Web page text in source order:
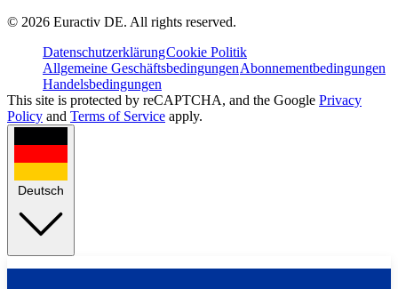
© 2026 Euractiv DE. All rights reserved.
DatenschutzerklärungCookie Politik
Allgemeine GeschäftsbedingungenAbonnementbedingungen
Handelsbedingungen
This site is protected by reCAPTCHA, and the Google Privacy
Policy and Terms of Service apply.
Deutsch